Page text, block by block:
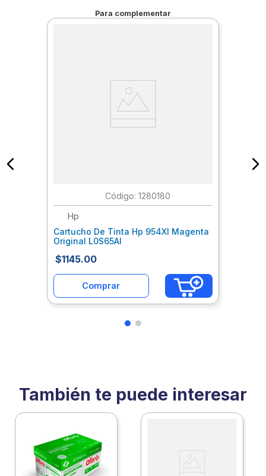
rendimiento.
Para complementar
: 1280180
Hp
Cartucho De Tinta Hp 954Xl Magenta
Original L0S65Al
$1145.00
Comprar
También te puede interesar